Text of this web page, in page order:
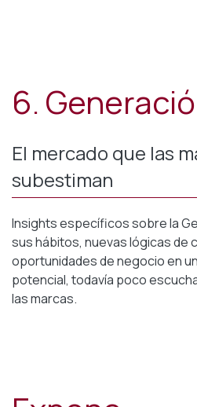
6.
El mercado que las
subestiman
Insights específicos sobre la
sus hábitos, nuevas lógicas de
oportunidades de negocio en
potencial, todavía poco
las marcas.